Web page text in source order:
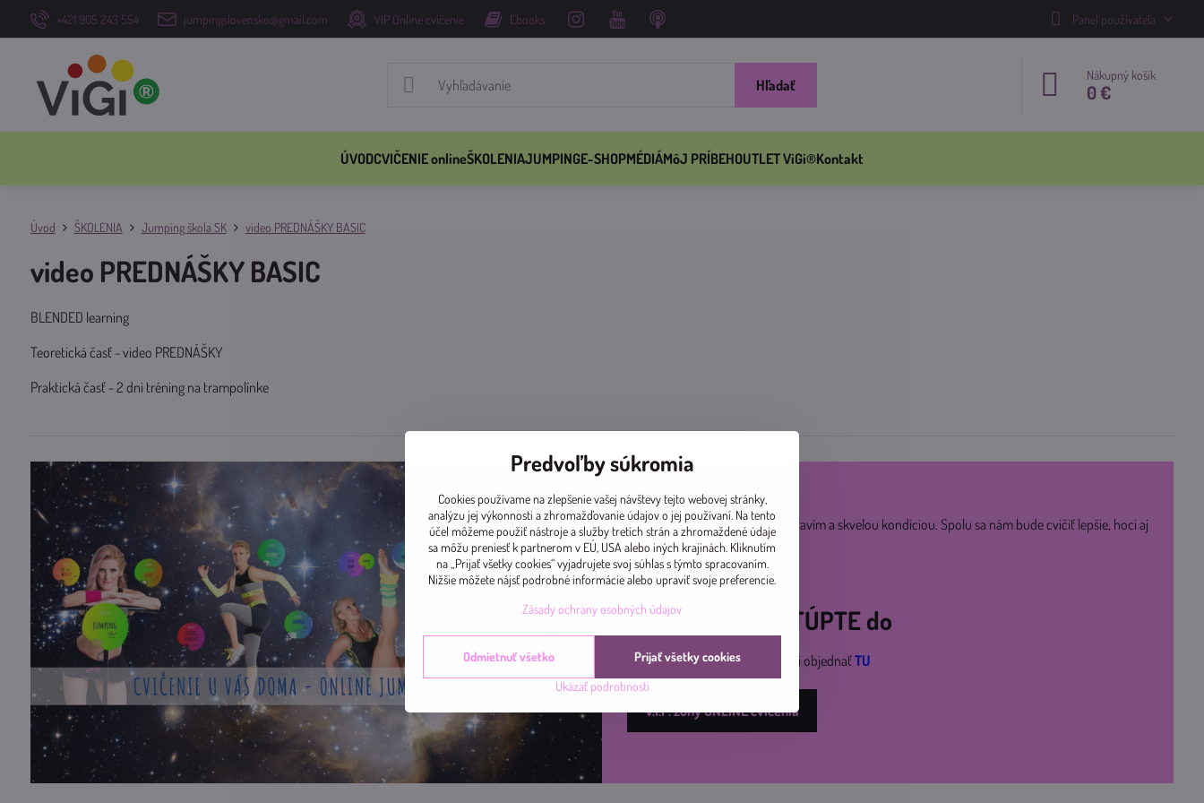
+421 905 243 554 jumpingslovensko@gmail.com VIP Online cvičenie Ebooks Panel používateľa
Hľadať
Nákupný košík
0 €
ÚVODCVIČENIE onlineŠKOLENIAJUMPINGE-SHOPMÉDIÁMôJ PRÍBEHOUTLET ViGi®Kontakt
Úvod ŠKOLENIA Jumping škola SK video PREDNÁŠKY BASIC
video PREDNÁŠKY BASIC
BLENDED learning
Teoretická časť - video PREDNÁŠKY
Praktická časť - 2 dni tréning na trampolínke
Pridajte sa k nám na ceste za zdravím a skvelou kondíciou. Spolu sa nám bude cvičiť lepšie, hoci aj
online.
Teším sa na Vás ♡
Nech sa páči, VSTÚPTE do
Nemáte povolený vstup? Stačí si objednaťTU
V.I.P. zóny ONLINE cvičenia
Predvoľby súkromia
Cookies používame na zlepšenie vašej návštevy tejto webovej stránky,
analýzu jej výkonnosti a zhromažďovanie údajov o jej používaní. Na tento
účel môžeme použiť nástroje a služby tretích strán a zhromaždené údaje
sa môžu preniesť k partnerom v EÚ, USA alebo iných krajinách. Kliknutím
na „Prijať všetky cookies“ vyjadrujete svoj súhlas s týmto spracovaním.
Nižšie môžete nájsť podrobné informácie alebo upraviť svoje preferencie.
Zásady ochrany osobných údajov
Ukázať podrobnosti
Prijať všetky cookies
Odmietnuť všetko